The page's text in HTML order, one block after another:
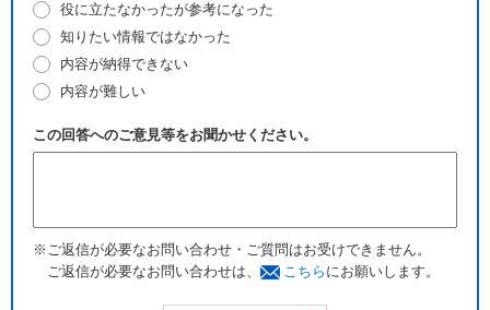
役に立たなかったが参考になった
知りたい情報ではなかった
内容が納得できない
内容が難しい
この回答へのご意見等をお聞かせください。
※ご返信が必要なお問い合わせ・ご質問はお受けできません。
ご返信が必要なお問い合わせは、
こちら にお願いします。